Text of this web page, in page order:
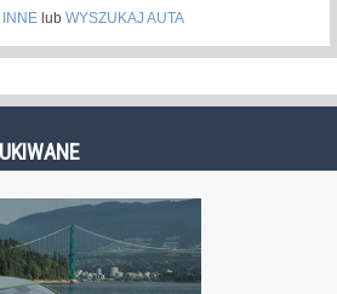
lub WYSZUKAJ AUTA